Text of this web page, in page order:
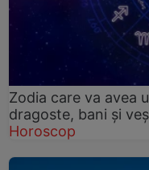
Zodia care va avea
dragoste, bani și
Horoscop